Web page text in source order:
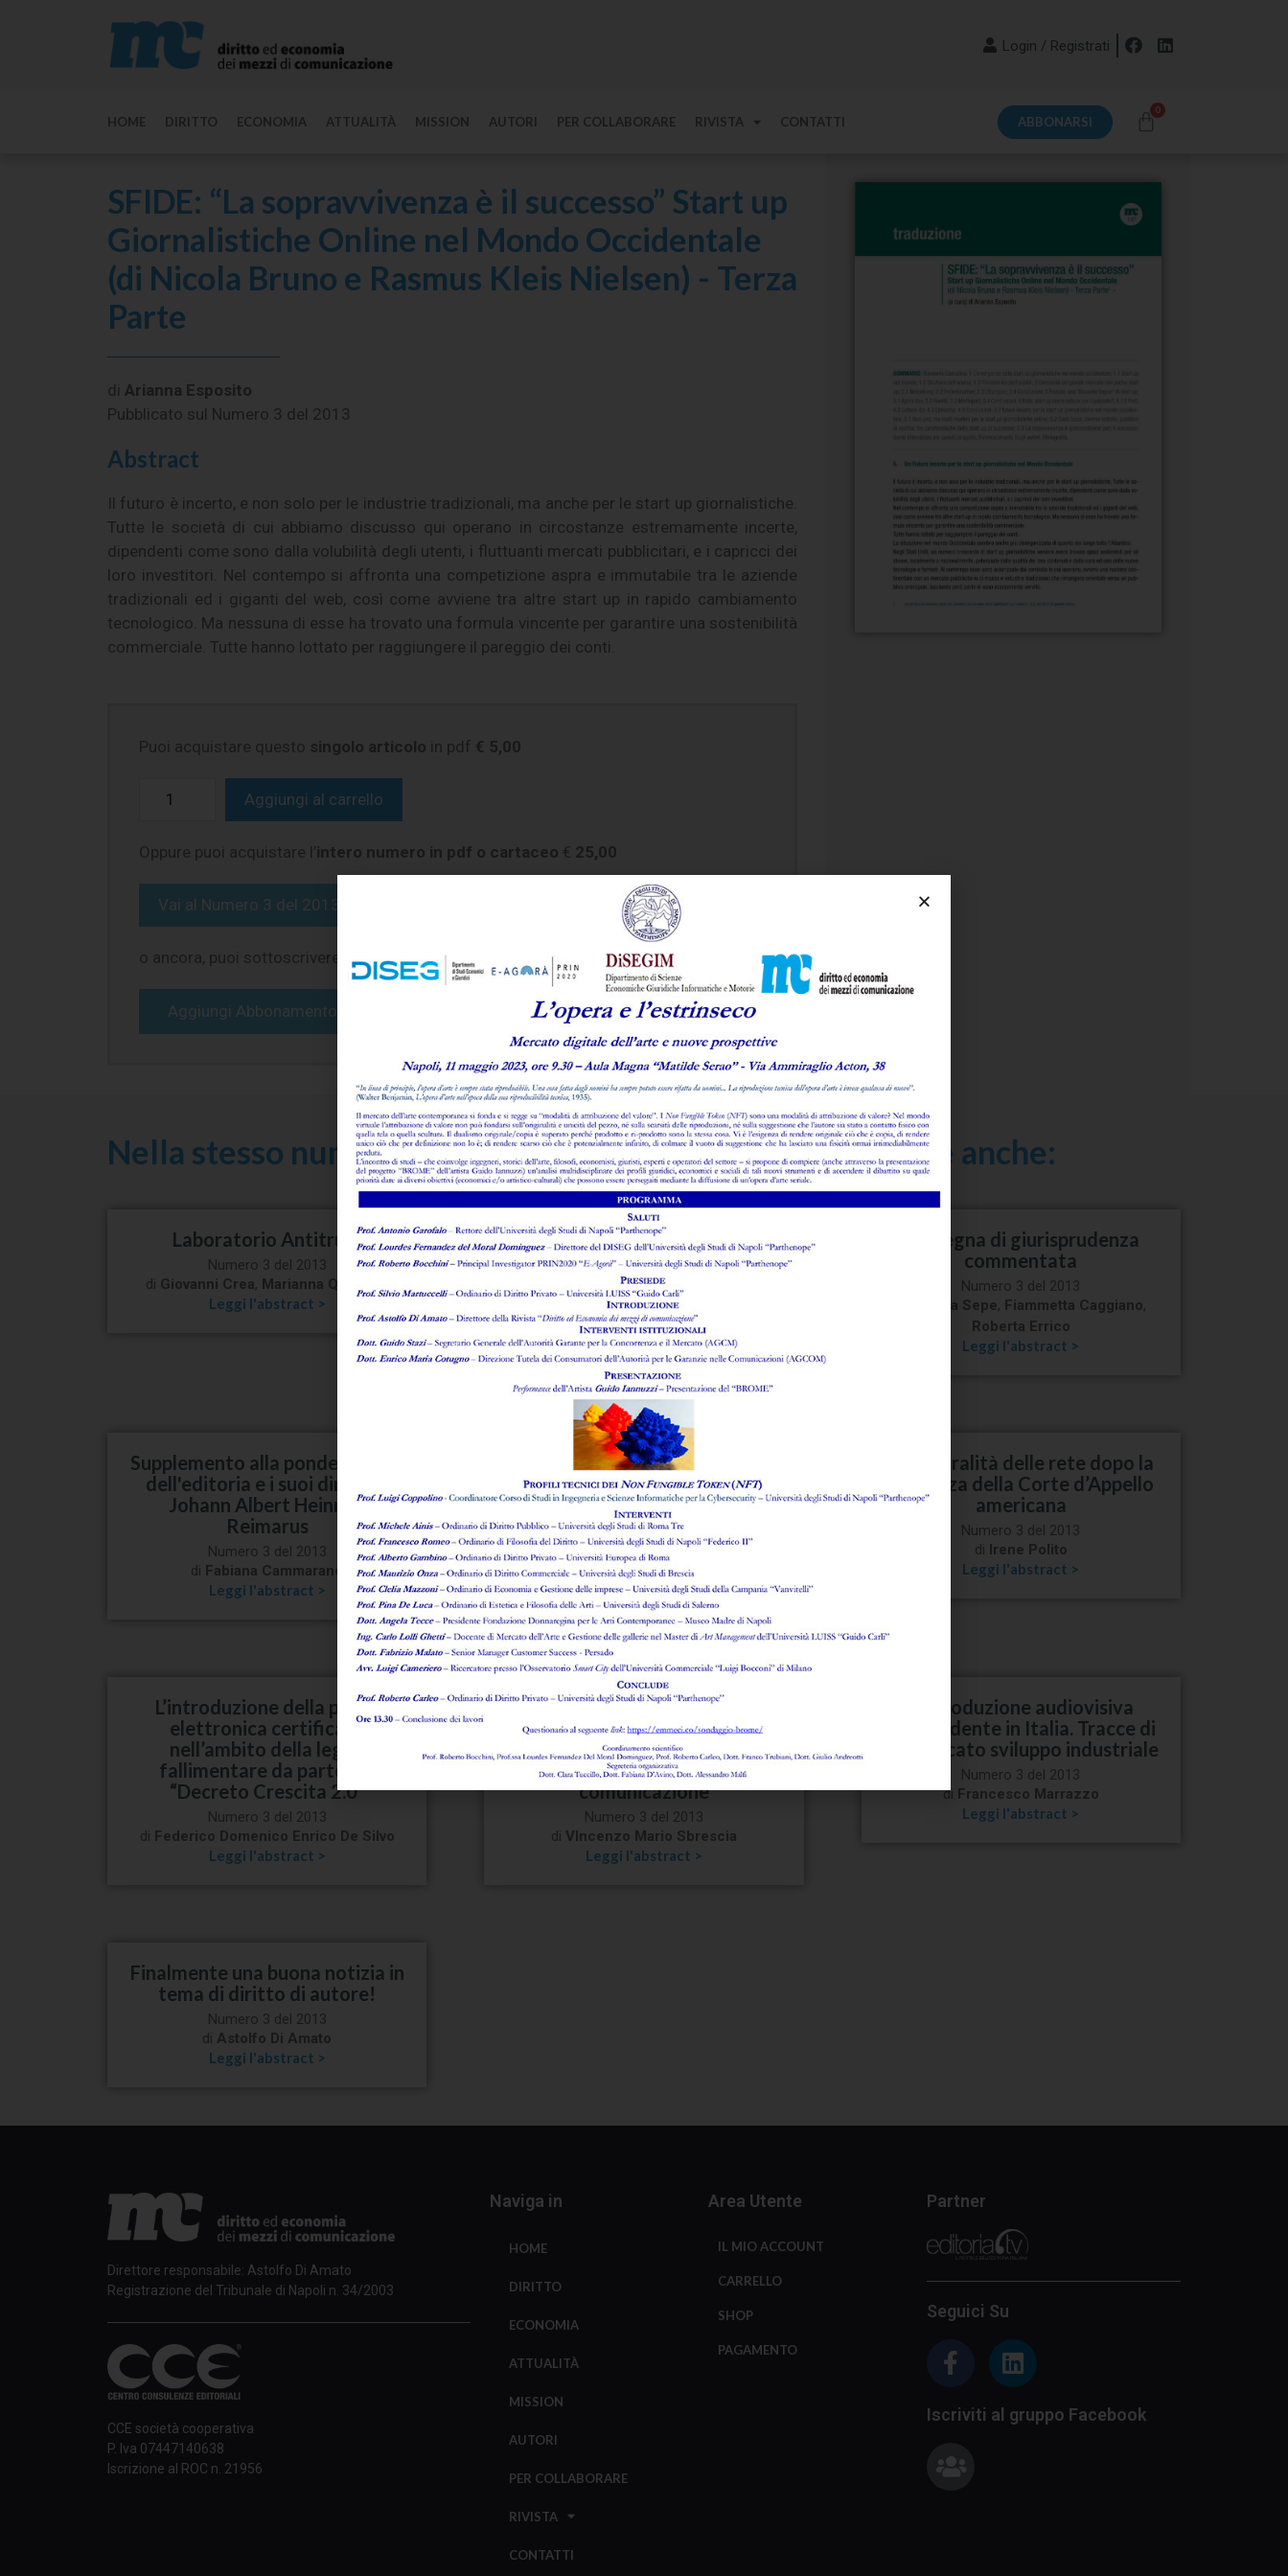
Login / Registrati
HOME DIRITTO ECONOMIA ATTUALITÀ MISSION AUTORI PER COLLABORARE RIVISTA CONTATTI ABBONARSI
SFIDE: “La sopravvivenza è il successo” Start up
Giornalistiche Online nel Mondo Occidentale
(di Nicola Bruno e Rasmus Kleis Nielsen) - Terza
Parte
di Arianna Esposito
Pubblicato sul Numero 3 del 2013
Abstract
Il futuro è incerto, e non solo per le industrie tradizionali, ma anche per le start up giornalistiche.
Tutte le società di cui abbiamo discusso qui operano in circostanze estremamente incerte,
dipendenti come sono dalla volubilità degli utenti, i fluttuanti mercati pubblicitari, e i capricci dei
loro investitori. Nel contempo si affronta una competizione aspra e immutabile tra le aziende
tradizionali ed i giganti del web, così come avviene tra altre start up in rapido cambiamento
tecnologico. Ma nessuna di esse ha trovato una formula vincente per garantire una sostenibilità
commerciale. Tutte hanno lottato per raggiungere il pareggio dei conti.
Puoi acquistare questo singolo articolo in pdf € 5,00
Aggiungi al carrello
Oppure puoi acquistare l’intero numero in pdf o cartaceo € 25,00
Vai al Numero 3 del 2013
o ancora, puoi sottoscrivere unAbbonamento Full 70,00
Aggiungi Abbonamento Full al carrello
Nella stesso numero della rivista ti potrebbero interessare anche:
Laboratorio Antitrust
Numero 3 del 2013
di Giovanni Crea, Marianna Quaranta
Leggi l'abstract >
Bollettino di giurisprudenza
comunitaria nel settore delle
comunicazioni elettroniche
Numero 3 del 2013
diIvana Nasti
Leggi l'abstract >
Rassegna di giurisprudenza
commentata
Numero 3 del 2013
Angela Sepe, Fiammetta Caggiano,
Roberta Errico
Leggi l'abstract >
Supplemento alla ponderazione
dell'editoria e i suoi diritti di
Johann Albert Heinrich
Reimarus
Numero 3 del 2013
di Fabiana Cammarano
Leggi l'abstract >
Controversie con l’autorità
garante per le comunicazioni e
competenza funzionale del Tar
Lazio
Numero 3 del 2013
diIvana Nasti
Leggi l'abstract >
La neutralità delle rete dopo la
sentenza della Corte d’Appello
americana
Numero 3 del 2013
di Irene Polito
Leggi l'abstract >
L’introduzione della posta
elettronica certificata
nell’ambito della legge
fallimentare da parte del
“Decreto Crescita 2.0”
Numero 3 del 2013
di Federico Domenico Enrico De Silvo
Leggi l'abstract >
Istituzioni regionali della
regolazione e Titolo V della
Costituzione. I Corecom
nell'ordinamento della
comunicazione
Numero 3 del 2013
di VIncenzo Mario Sbrescia
Leggi l'abstract >
La produzione audiovisiva
indipendente in Italia. Tracce di
un mancato sviluppo industriale
Numero 3 del 2013
di Francesco Marrazzo
Leggi l'abstract >
Finalmente una buona notizia in
tema di diritto di autore!
Numero 3 del 2013
di Astolfo Di Amato
Leggi l'abstract >
Direttore responsabile: Astolfo Di Amato
Registrazione del Tribunale di Napoli n. 34/2003
CCE società cooperativa
P. Iva 07447140638
Iscrizione al ROC n. 21956
Naviga in
HOME
DIRITTO
ECONOMIA
ATTUALITÀ
MISSION
AUTORI
PER COLLABORARE
RIVISTA
CONTATTI
Area Utente
IL MIO ACCOUNT
CARRELLO
SHOP
PAGAMENTO
Partner
Seguici Su
Iscriviti al gruppo Facebook